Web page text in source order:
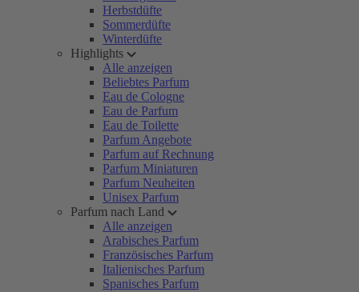
Herbstdüfte
Sommerdüfte
Winterdüfte
Highlights
Alle anzeigen
Beliebtes Parfum
Eau de Cologne
Eau de Parfum
Eau de Toilette
Parfum Angebote
Parfum auf Rechnung
Parfum Miniaturen
Parfum Neuheiten
Unisex Parfum
Parfum nach Land
Alle anzeigen
Arabisches Parfum
Französisches Parfum
Italienisches Parfum
Spanisches Parfum